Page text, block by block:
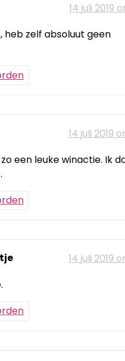
14 juli 2019
heb zelf absoluut geen
14 juli 2019
een leuke winactie. Ik
14 juli 2019